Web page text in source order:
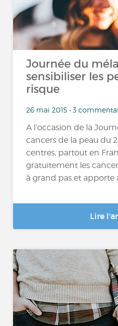
Journée du
sensibiliser les
risque
26 mai 2015 • 3
A l’occasion de la
cancers de la peau du
centres, partout en
gratuitement les
à grand pas et apporte
Lire